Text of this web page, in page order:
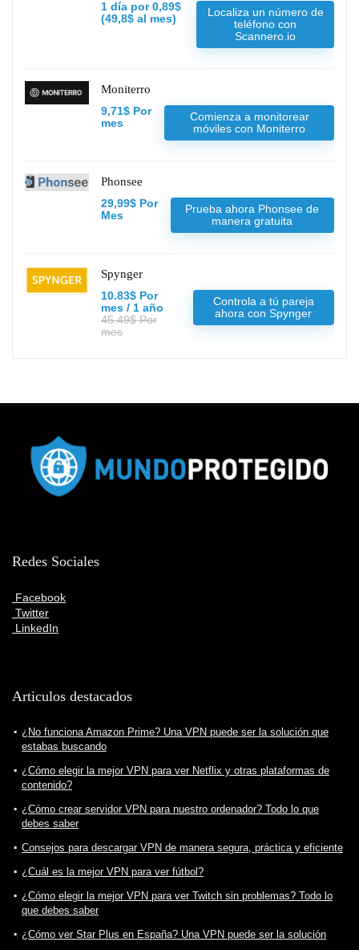
1 día por 0,89$
(49,8$ al mes)
Localiza un número de
teléfono con
Scannero.io
Moniterro
9,71$ Por
mes
Comienza a monitorear
móviles con Moniterro
Phonsee
29,99$ Por
Mes
Prueba ahora Phonsee de
manera gratuita
Spynger
10.83$ Por
mes / 1 año
45.49$ Por
mes
Controla a tú pareja
ahora con Spynger
Redes Sociales
Facebook
Twitter
LinkedIn
Articulos destacados
¿No funciona Amazon Prime? Una VPN puede ser la solución que
estabas buscando
¿Cómo elegir la mejor VPN para ver Netflix y otras plataformas de
contenido?
¿Cómo crear servidor VPN para nuestro ordenador? Todo lo que
debes saber
Consejos para descargar VPN de manera segura, práctica y eficiente
¿Cuál es la mejor VPN para ver fútbol?
¿Cómo elegir la mejor VPN para ver Twitch sin problemas? Todo lo
que debes saber
¿Cómo ver Star Plus en España? Una VPN puede ser la solución